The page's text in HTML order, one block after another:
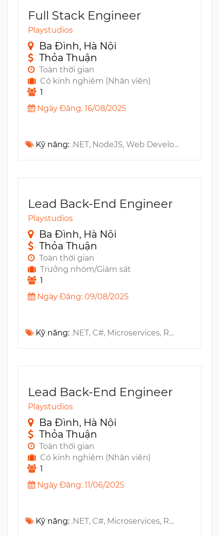
Full Stack Engineer
Playstudios
Ba Đình, Hà Nội
Thỏa Thuận
Toàn thời gian
Có kinh nghiêm (Nhân viên)
1
Ngày Đăng: 16/08/2025
Kỹ năng: .NET, NodeJS, Web Development, Docker, Refactoring
Lead Back-End Engineer
Playstudios
Ba Đình, Hà Nội
Thỏa Thuận
Toàn thời gian
Trưởng nhóm/Giám sát
1
Ngày Đăng: 09/08/2025
Kỹ năng: .NET, C#, Microservices, RESTful API, CI/CD, ASP.NET, Adobe InDesign, Design Patterns, Unity, NoSQL, Architecture, MS Azure, DevOps, .NET Core
Lead Back-End Engineer
Playstudios
Ba Đình, Hà Nội
Thỏa Thuận
Toàn thời gian
Có kinh nghiêm (Nhân viên)
1
Ngày Đăng: 11/06/2025
Kỹ năng: .NET, C#, Microservices, RESTful API, CI/CD, ASP.NET, Adobe InDesign, Design Patterns, Unity, NoSQL, Architecture, MS Azure, DevOps, .NET Core